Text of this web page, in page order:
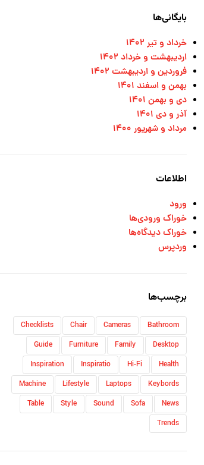
faucibus. Nullam quis ante. Etiam sit
بایگانی‌ها
خرداد و تیر ۱۴۰۲
اردیبهشت و خرداد ۱۴۰۲
فروردین و اردیبهشت ۱۴۰۲
بهمن و اسفند ۱۴۰۱
دی و بهمن ۱۴۰۱
آذر و دی ۱۴۰۱
مرداد و شهریور ۱۴۰۰
اطلاعات
ورود
خوراک ورودی‌ها
خوراک دیدگاه‌ها
وردپرس
برچسب‌ها
Bathroom
Cameras
Chair
Checklists
Desktop
Family
Furniture
Guide
Health
Hi-Fi
Inspiratio
Inspiration
Keybords
Laptops
Lifestyle
Machine
News
Sofa
Sound
Style
Table
Trends